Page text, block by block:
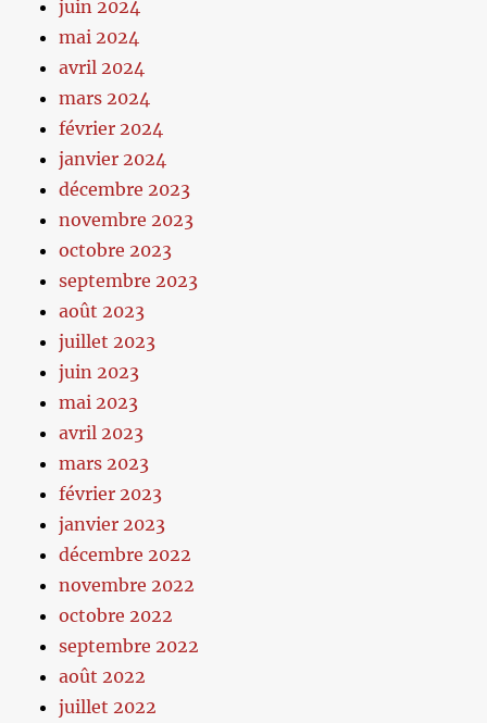
juin 2024
mai 2024
avril 2024
mars 2024
février 2024
janvier 2024
décembre 2023
novembre 2023
octobre 2023
septembre 2023
août 2023
juillet 2023
juin 2023
mai 2023
avril 2023
mars 2023
février 2023
janvier 2023
décembre 2022
novembre 2022
octobre 2022
septembre 2022
août 2022
juillet 2022